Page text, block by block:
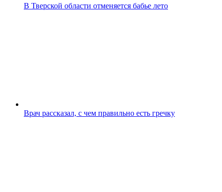
В Тверской области отменяется бабье лето
Врач рассказал, с чем правильно есть гречку